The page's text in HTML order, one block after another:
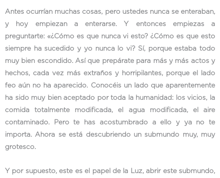
Antes ocurrían muchas cosas, pero ustedes nunca se enteraban,
y hoy empiezan a enterarse. Y entonces empiezas a
preguntarte: «¿Cómo es que nunca vi esto? ¿Cómo es que esto
siempre ha sucedido y yo nunca lo vi? Sí, porque estaba todo
muy bien escondido. Así que prepárate para más y más actos y
hechos, cada vez más extraños y horripilantes, porque el lado
feo aún no ha aparecido. Conocéis un lado que aparentemente
ha sido muy bien aceptado por toda la humanidad: los vicios, la
comida totalmente modificada, el agua modificada, el aire
contaminado. Pero te has acostumbrado a ello y ya no te
importa. Ahora se está descubriendo un submundo muy, muy
grotesco.
Y por supuesto, este es el papel de la Luz, abrir este submundo,